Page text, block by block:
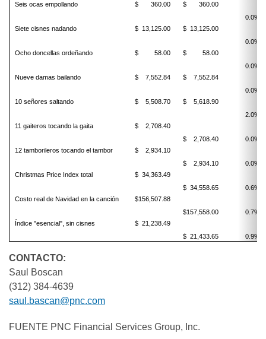
Seis ocas empollando
$ 360.00
$ 360.00
0.0%
Siete cisnes nadando
$ 13,125.00
$ 13,125.00
0.0%
Ocho doncellas ordeñando
$ 58.00
$ 58.00
0.0%
Nueve damas bailando
$ 7,552.84
$ 7,552.84
0.0%
10 señores saltando
$ 5,508.70
$ 5,618.90
2.0%
11 gaiteros tocando la gaita
$ 2,708.40
$ 2,708.40
0.0%
12 tamborileros tocando el tambor
$ 2,934.10
$ 2,934.10
0.0%
Christmas Price Index total
$ 34,363.49
$ 34,558.65
0.6%
Costo real de Navidad en la canción
$156,507.88
$157,558.00
0.7%
Índice "esencial", sin cisnes
$ 21,238.49
$ 21,433.65
0.9%
CONTACTO:
Saul Boscan
(312) 384-4639
saul.bascan@pnc.com
FUENTE PNC Financial Services Group, Inc.